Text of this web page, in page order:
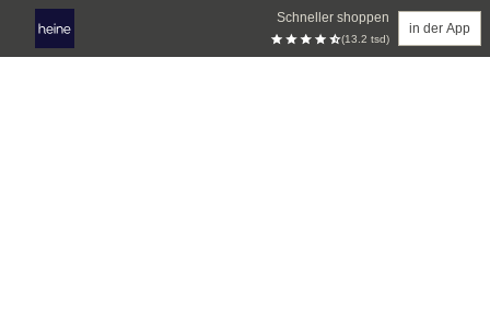
Schneller shoppen
(13.2 tsd)
in der App